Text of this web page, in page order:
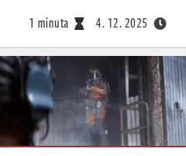
1 minuta 4. 12. 2025